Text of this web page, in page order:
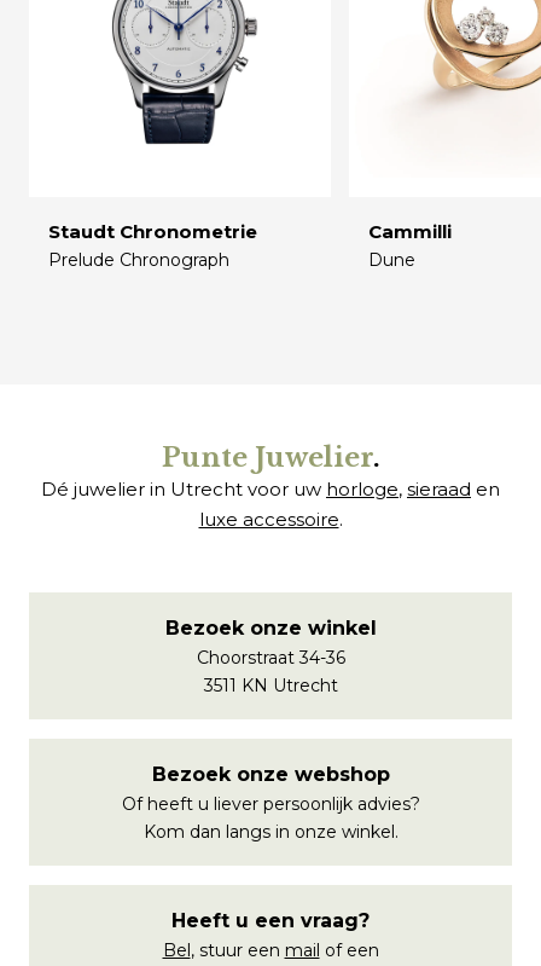
Staudt Chronometrie
Prelude Chronograph
Cammilli
Dune
Punte Juwelier.
Dé juwelier in Utrecht voor uw horloge, sieraad en
luxe accessoire.
Bezoek onze winkel
Choorstraat 34-36
3511 KN Utrecht
Bezoek onze webshop
Of heeft u liever persoonlijk advies?
Kom dan langs in onze winkel.
Heeft u een vraag?
Bel, stuur een mail of een